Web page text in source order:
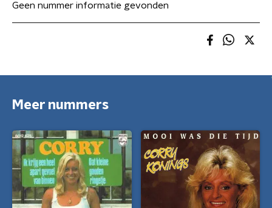
Geen nummer informatie gevonden
Meer nummers